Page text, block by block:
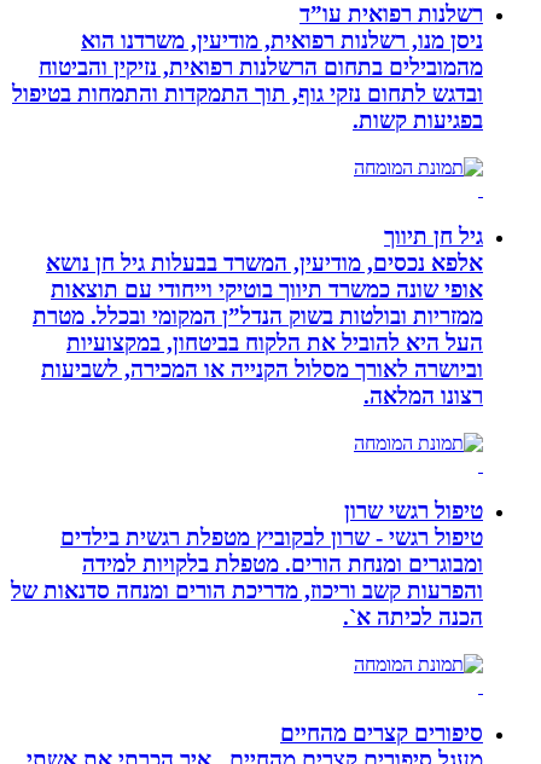
רשלנות רפואית עו”ד
ניסן מנו, רשלנות רפואית, מודיעין, משרדנו הוא
מהמובילים בתחום הרשלנות רפואית, נזיקין והביטוח
ובדגש לתחום נזקי גוף, תוך התמקדות והתמחות בטיפול
בפגיעות קשות.
גיל חן תיווך
אלפא נכסים, מודיעין, המשרד בבעלות גיל חן נושא
אופי שונה כמשרד תיווך בוטיקי וייחודי עם תוצאות
ממזריות ובולטות בשוק הנדל”ן המקומי ובכלל. מטרת
העל היא להוביל את הלקוח בביטחון, במקצועיות
וביושרה לאורך מסלול הקנייה או המכירה, לשביעות
רצונו המלאה.
טיפול רגשי שרון
טיפול רגשי - שרון לבקוביץ מטפלת רגשית בילדים
ומבוגרים ומנחת הורים. מטפלת בלקויות למידה
והפרעות קשב וריכוז, מדריכת הורים ומנחה סדנאות של
הכנה לכיתה א`.
סיפורים קצרים מהחיים